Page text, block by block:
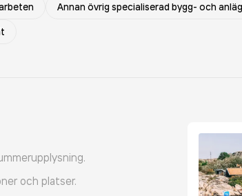
Annan övrig specialiserad bygg- och
och platser.